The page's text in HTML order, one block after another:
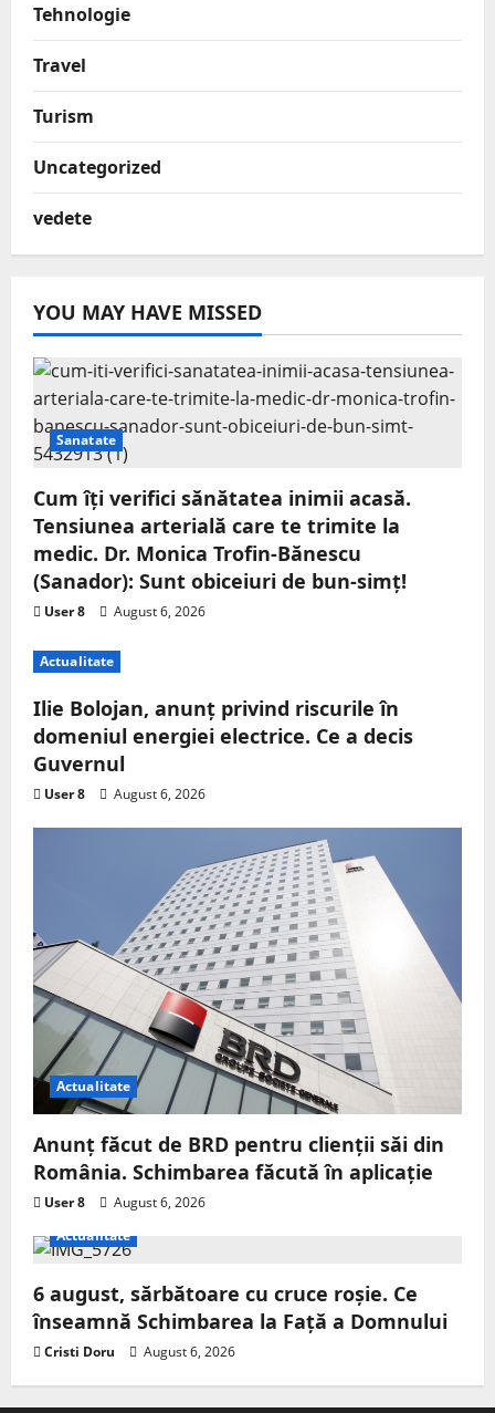
Tehnologie
Travel
Turism
Uncategorized
vedete
YOU MAY HAVE MISSED
Sanatate
Cum îți verifici sănătatea inimii acasă.
Tensiunea arterială care te trimite la
medic. Dr. Monica Trofin-Bănescu
(Sanador): Sunt obiceiuri de bun-simț!
User 8 August 6, 2026
Actualitate
Ilie Bolojan, anunț privind riscurile în
domeniul energiei electrice. Ce a decis
Guvernul
User 8 August 6, 2026
Actualitate
Anunț făcut de BRD pentru clienții săi din
România. Schimbarea făcută în aplicație
User 8
August 6, 2026
Actualitate
6 august, sărbătoare cu cruce roșie. Ce
înseamnă Schimbarea la Față a Domnului
Cristi Doru August 6, 2026